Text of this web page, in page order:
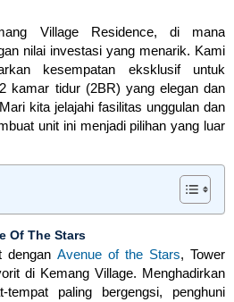
Village Residence, di mana
nilai investasi yang menarik. Kami
kesempatan eksklusif untuk
kamar tidur (2BR) yang elegan dan
kita jelajahi fasilitas unggulan dan
unit ini menjadi pilihan yang luar
Of The Stars
dengan Avenue of the Stars, Tower
di Kemang Village. Menghadirkan
paling bergengsi, penghuni